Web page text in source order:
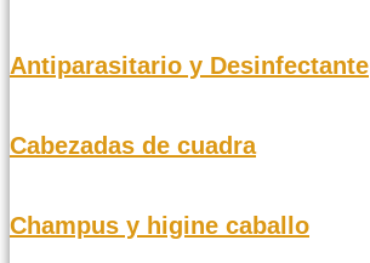
Antiparasitario y Desinfectante
Cabezadas de cuadra
Champus y higine caballo